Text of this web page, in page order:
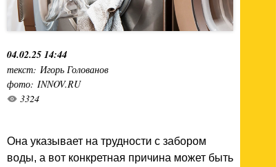
04.02.25 14:44
текст: Игорь Голованов
фото: INNOV.RU
3324
Она указывает на трудности с забором
воды, а вот конкретная причина может быть